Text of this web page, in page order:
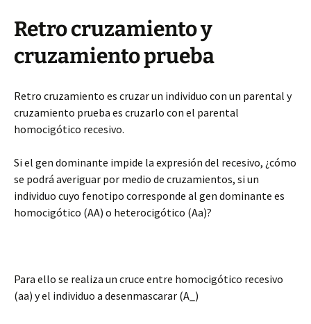
Retro cruzamiento y
cruzamiento prueba
Retro cruzamiento es cruzar un individuo con un parental y
cruzamiento prueba es cruzarlo con el parental
homocigótico recesivo.
Si el gen dominante impide la expresión del recesivo, ¿cómo
se podrá averiguar por medio de cruzamientos, si un
individuo cuyo fenotipo corresponde al gen dominante es
homocigótico (AA) o heterocigótico (Aa)?
Para ello se realiza un cruce entre homocigótico recesivo
(aa) y el individuo a desenmascarar (A_)